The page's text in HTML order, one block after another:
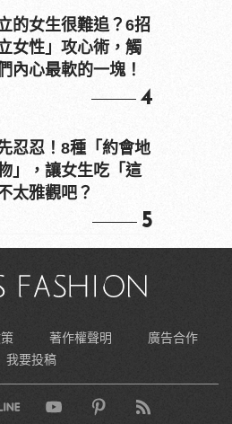
的女生很難追？6招
立女性」攻心術，觸
內心最軟的一塊！
4
忍忍！8種「約會地
」，讓女生吃「這
太雅觀吧？
5
著作權聲明
廣告合作
我要投稿